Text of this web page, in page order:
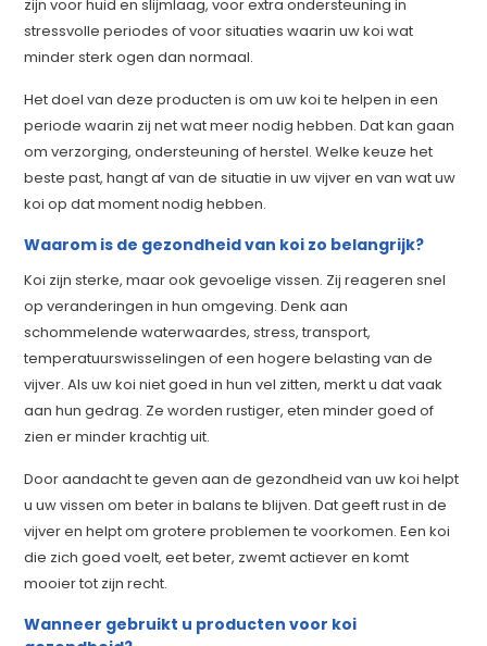
zijn voor huid en slijmlaag, voor extra ondersteuning in
stressvolle periodes of voor situaties waarin uw koi wat
minder sterk ogen dan normaal.
Het doel van deze producten is om uw koi te helpen in een
periode waarin zij net wat meer nodig hebben. Dat kan gaan
om verzorging, ondersteuning of herstel. Welke keuze het
beste past, hangt af van de situatie in uw vijver en van wat uw
koi op dat moment nodig hebben.
Waarom is de gezondheid van koi zo belangrijk?
Koi zijn sterke, maar ook gevoelige vissen. Zij reageren snel
op veranderingen in hun omgeving. Denk aan
schommelende waterwaardes, stress, transport,
temperatuurswisselingen of een hogere belasting van de
vijver. Als uw koi niet goed in hun vel zitten, merkt u dat vaak
aan hun gedrag. Ze worden rustiger, eten minder goed of
zien er minder krachtig uit.
Door aandacht te geven aan de gezondheid van uw koi helpt
u uw vissen om beter in balans te blijven. Dat geeft rust in de
vijver en helpt om grotere problemen te voorkomen. Een koi
die zich goed voelt, eet beter, zwemt actiever en komt
mooier tot zijn recht.
Wanneer gebruikt u producten voor koi